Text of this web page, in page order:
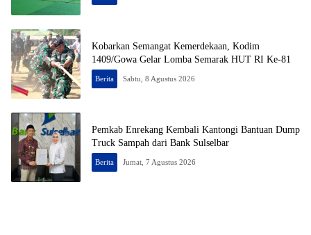
Kobarkan Semangat Kemerdekaan, Kodim
1409/Gowa Gelar Lomba Semarak HUT RI Ke-81
Berita Sabtu, 8 Agustus 2026
Pemkab Enrekang Kembali Kantongi Bantuan Dump
Truck Sampah dari Bank Sulselbar
Berita Jumat, 7 Agustus 2026